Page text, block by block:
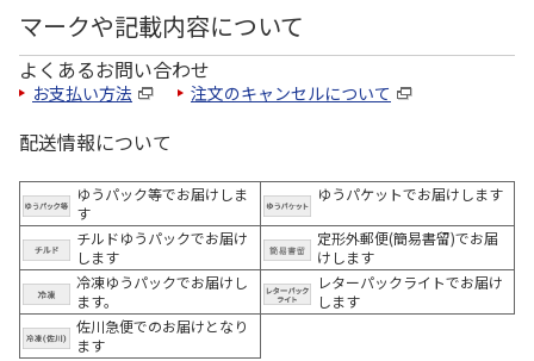
マークや記載内容について
よくあるお問い合わせ
お支払い方法 注文のキャンセルについて
配送情報について
ゆうパック等でお届けしま
す
ゆうパケットでお届けします
チルドゆうパックでお届け
します
定形外郵便(簡易書留)でお届
けします
冷凍ゆうパックでお届けし
ます。
レターパックライトでお届け
します
佐川急便でのお届けとなり
ます